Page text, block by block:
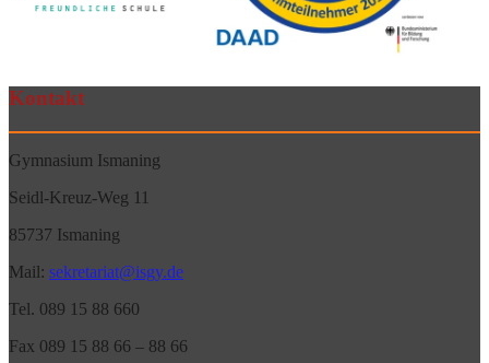
Kontakt
Gymnasium Ismaning
Seidl-Kreuz-Weg 11
85737 Ismaning
Mail: sekretariat@isgy.de
Tel. 089 15 88 660
Fax 089 15 88 66 – 88 66